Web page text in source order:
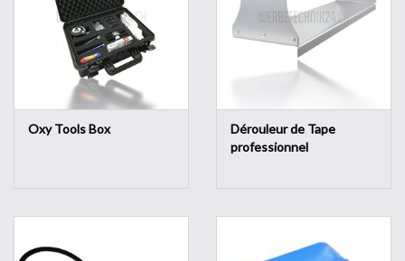
Oxy Tools Box
Dérouleur de Tape
professionnel